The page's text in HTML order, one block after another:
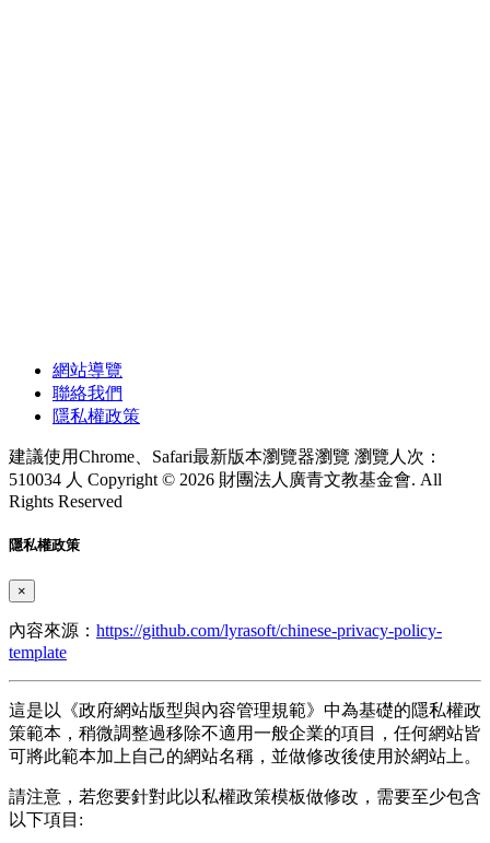
網站導覽
聯絡我們
隱私權政策
建議使用Chrome、Safari最新版本瀏覽器瀏覽 瀏覽人次：
510034 人 Copyright © 2026 財團法人廣青文教基金會. All
Rights Reserved
隱私權政策
×
內容來源： https://github.com/lyrasoft/chinese-privacy-policy-
template
這是以《政府網站版型與內容管理規範》中為基礎的隱私權政
策範本，稍微調整過移除不適用一般企業的項目，任何網站皆
可將此範本加上自己的網站名稱，並做修改後使用於網站上。
請注意，若您要針對此以私權政策模板做修改，需要至少包含
以下項目: